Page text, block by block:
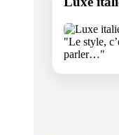
"Le style,
parler…"